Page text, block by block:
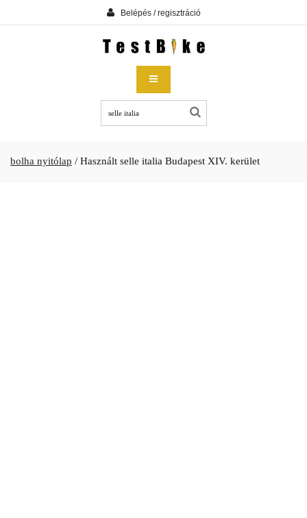
Belépés / regisztráció
bolha nyitólap / Használt selle italia Budapest XIV. kerület